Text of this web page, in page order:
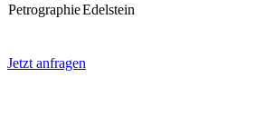
PetrographieEdelstein
Jetzt anfragen